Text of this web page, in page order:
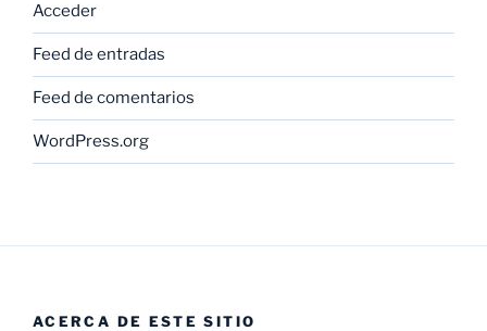
Acceder
Feed de entradas
Feed de comentarios
WordPress.org
ACERCA DE ESTE SITIO